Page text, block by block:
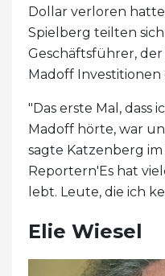
Dollar verloren
Spielberg teilten
Geschäftsführer,
Madoff
"Das erste Mal, dass
Madoff hörte, war
sagte Katzenberg
Reportern'Es hat
lebt. Leute, die ich
Elie Wiesel